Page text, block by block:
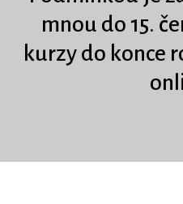
mnou do 15.
kurzy do konce